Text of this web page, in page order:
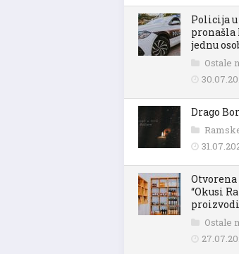
Policija
jednu
Ostale
Drago
“Okusi
Ostale